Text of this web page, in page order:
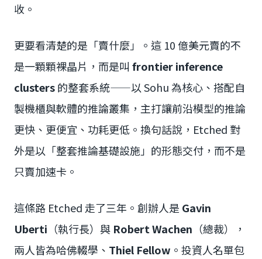
收。
更要看清楚的是「賣什麼」。這 10 億美元賣的不
是一顆顆裸晶片，而是叫 frontier inference
clusters的整套系統——以 Sohu 為核心、搭配自
製機櫃與軟體的推論叢集，主打讓前沿模型的推論
更快、更便宜、功耗更低。換句話說，Etched 對
外是以「整套推論基礎設施」的形態交付，而不是
只賣加速卡。
這條路 Etched 走了三年。創辦人是 Gavin
Uberti （執行長）與 Robert Wachen （總裁），
兩人皆為哈佛輟學、 Thiel Fellow 。投資人名單包